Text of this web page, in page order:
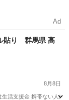
Ad
貼り 群馬県 高
8月8日
活支援金 携帯ない人